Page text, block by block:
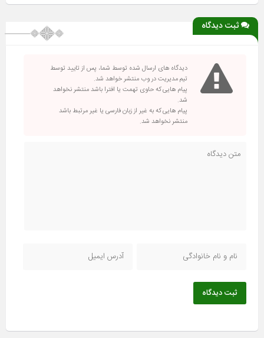
ثبت دیدگاه
دیدگاه های ارسال شده توسط شما، پس از تایید توسط
تیم مدیریت در وب منتشر خواهد شد.
پیام هایی که حاوی تهمت یا افترا باشد منتشر نخواهد
شد.
پیام هایی که به غیر از زبان فارسی یا غیر مرتبط باشد
منتشر نخواهد شد.
ثبت دیدگاه